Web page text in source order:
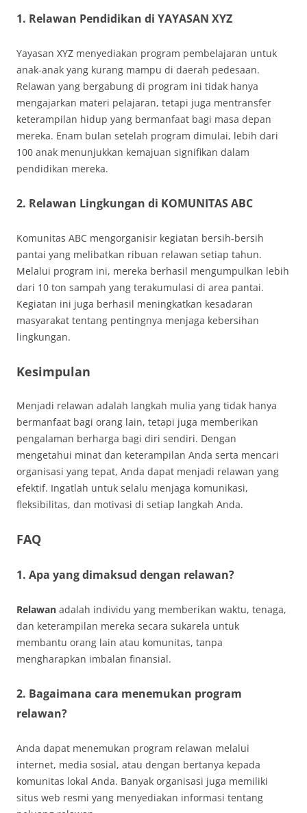
1. Relawan Pendidikan di YAYASAN XYZ
Yayasan XYZ menyediakan program pembelajaran untuk
anak-anak yang kurang mampu di daerah pedesaan.
Relawan yang bergabung di program ini tidak hanya
mengajarkan materi pelajaran, tetapi juga mentransfer
keterampilan hidup yang bermanfaat bagi masa depan
mereka. Enam bulan setelah program dimulai, lebih dari
100 anak menunjukkan kemajuan signifikan dalam
pendidikan mereka.
2. Relawan Lingkungan di KOMUNITAS ABC
Komunitas ABC mengorganisir kegiatan bersih-bersih
pantai yang melibatkan ribuan relawan setiap tahun.
Melalui program ini, mereka berhasil mengumpulkan lebih
dari 10 ton sampah yang terakumulasi di area pantai.
Kegiatan ini juga berhasil meningkatkan kesadaran
masyarakat tentang pentingnya menjaga kebersihan
lingkungan.
Kesimpulan
Menjadi relawan adalah langkah mulia yang tidak hanya
bermanfaat bagi orang lain, tetapi juga memberikan
pengalaman berharga bagi diri sendiri. Dengan
mengetahui minat dan keterampilan Anda serta mencari
organisasi yang tepat, Anda dapat menjadi relawan yang
efektif. Ingatlah untuk selalu menjaga komunikasi,
fleksibilitas, dan motivasi di setiap langkah Anda.
FAQ
1. Apa yang dimaksud dengan relawan?
Relawan adalah individu yang memberikan waktu, tenaga,
dan keterampilan mereka secara sukarela untuk
membantu orang lain atau komunitas, tanpa
mengharapkan imbalan finansial.
2. Bagaimana cara menemukan program
relawan?
Anda dapat menemukan program relawan melalui
internet, media sosial, atau dengan bertanya kepada
komunitas lokal Anda. Banyak organisasi juga memiliki
situs web resmi yang menyediakan informasi tentang